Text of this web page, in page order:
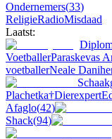
Ondernemers(33)
ReligieRadioMisdaad
Laatst:
VoetballerParaskevas
voetballerNeale
Plachetka†Dierexpert
Afaglo(42)
Shack(94)